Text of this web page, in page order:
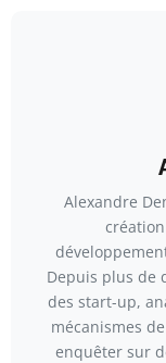
Alexandre
Depuis plus de
des start-up,
mécanismes
enquêter sur